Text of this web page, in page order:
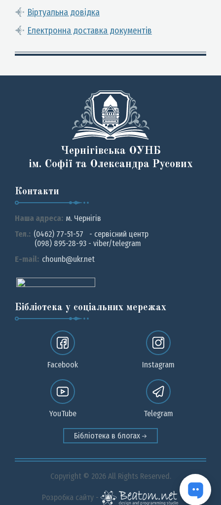
Віртуальна довідка
Електронна доставка документів
Чернігівська ОУНБ
ім. Софії та Олександра Русових
Контакти
Наша адреса: м. Чернiгiв
Тел.: (0462) 77-51-57 - сервісний центр
(098) 895-28-93 - viber/telegram
E-mail: chounb@ukr.net
Бібліотека у соціальних мережах
Facebook Instagram
YouTube Telegram
Бібліотека в блогах
Copyright © 2026 All Rights Reserved.
Розробка сайту -